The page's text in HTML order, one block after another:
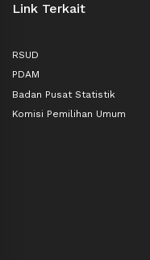
Link Terkait
RSUD
PDAM
Badan Pusat Statistik
Komisi Pemilihan Umum